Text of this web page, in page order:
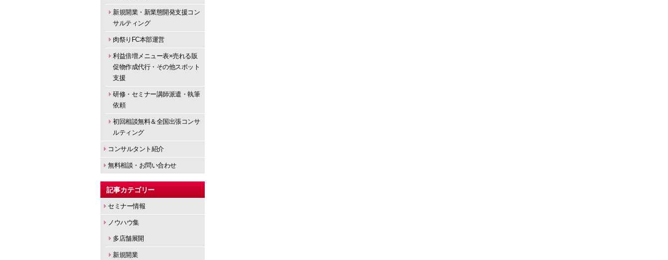
新規開業・新業態開発支援コン
サルティング
肉祭りFC本部運営
利益倍増メニュー表×売れる販
促物作成代行・その他スポット
支援
研修・セミナー講師派遣・執筆
依頼
初回相談無料＆全国出張コンサ
ルティング
コンサルタント紹介
無料相談・お問い合わせ
記事カテゴリー
セミナー情報
ノウハウ集
多店舗展開
新規開業